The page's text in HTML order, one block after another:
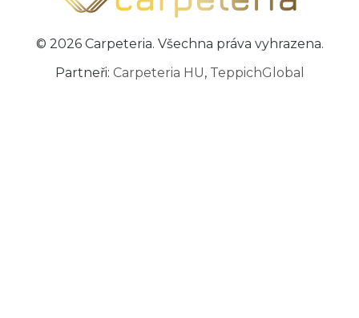
© 2026 Carpeteria. Všechna práva vyhrazena.
Partneři: Carpeteria HU, TeppichGlobal